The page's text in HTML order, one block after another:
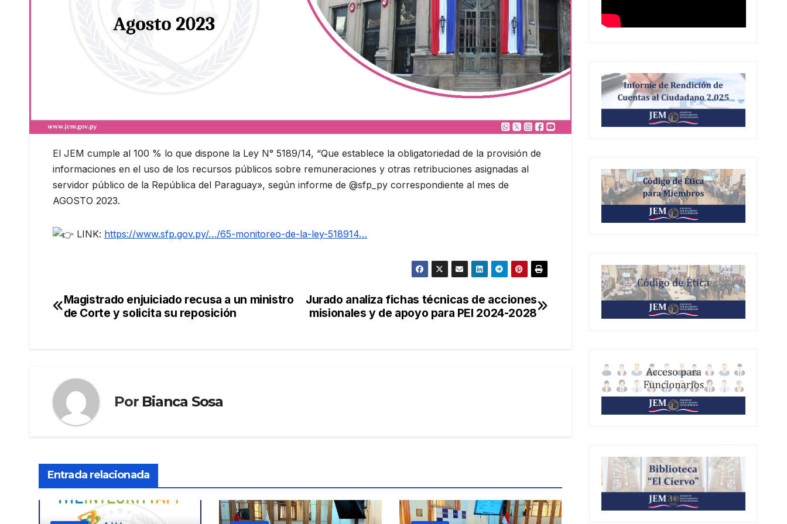
El JEM cumple al 100 % lo que dispone la Ley N° 5189/14, “Que establece la obligatoriedad de la provisión de
informaciones en el uso de los recursos públicos sobre remuneraciones y otras retribuciones asignadas al
servidor público de la República del Paraguay», según informe de @sfp_py correspondiente al mes de
AGOSTO 2023.
LINK: https://www.sfp.gov.py/…/65-monitoreo-de-la-ley-518914…
Navegación
Jurado analiza fichas técnicas de acciones
misionales y de apoyo para PEI 2024-2028
Magistrado enjuiciado recusa a un ministro
de Corte y solicita su reposición
Por Bianca Sosa
Entrada relacionada